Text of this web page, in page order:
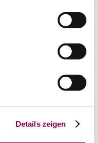
Details zeigen
für eine
genau richtig.
und genießt